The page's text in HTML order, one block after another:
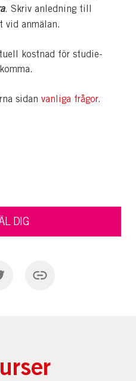
. Skriv anledning till
vid anmälan.
kostnad för studie-
sidan vanliga frågor.
DIG